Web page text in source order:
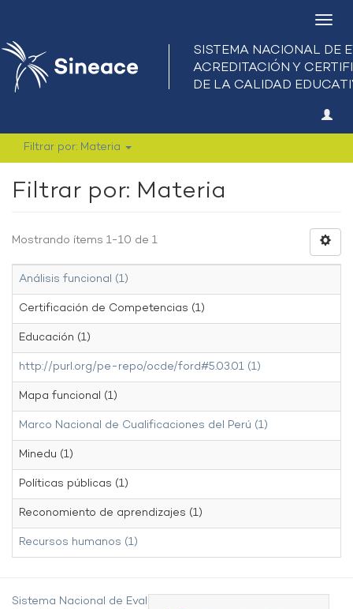
Filtrar por: Materia
Filtrar por: Materia
Mostrando ítems 1-10 de 1
Análisis funcional (1)
Certificación de Competencias (1)
Educación (1)
http://purl.org/pe-repo/ocde/ford#5.03.01 (1)
Mapa funcional (1)
Marco Nacional de Cualificaciones del Perú (1)
Minedu (1)
Políticas públicas (1)
Reconomiento de aprendizajes (1)
Recursos humanos (1)
Sistema Nacional de Evaluación,